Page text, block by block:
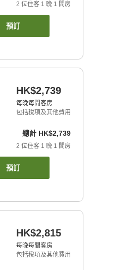
2 位住客 1 晚 1 間房
預訂
HK$2,739
每晚每間客房
包括稅項及其他費用
總計 HK$2,739
2 位住客 1 晚 1 間房
預訂
HK$2,815
每晚每間客房
包括稅項及其他費用